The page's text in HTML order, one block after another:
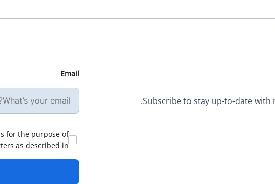
Subscribe to stay up-to-date with
Email
for the purpose of
as described in